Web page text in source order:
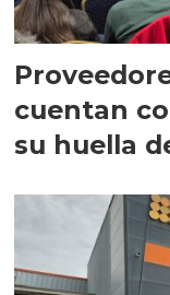
cuentan
su huella